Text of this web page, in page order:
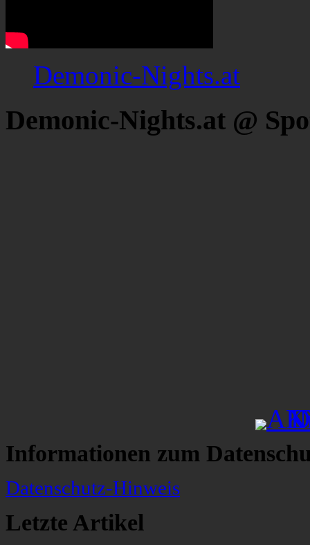
Demonic-Nights.at
Demonic-Nights.at @
Informationen zum
Datenschutz-Hinweis
Letzte Artikel